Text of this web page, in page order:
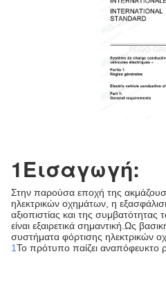
1Εισαγωγή:
Στην παρούσα εποχή της
ηλεκτρικών οχημάτων, η
αξιοπιστίας και της
είναι εξαιρετικά σημαντική.Ως
συστήματα φόρτισης ηλεκτρικών
1Το πρότυπο παίζει αναπόφευκτο